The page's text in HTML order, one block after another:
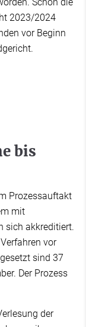
Schon die
2023/2024
vor Beginn
bis
Prozessauftakt
mit
sich akkreditiert.
vor
sind 37
Der Prozess
der